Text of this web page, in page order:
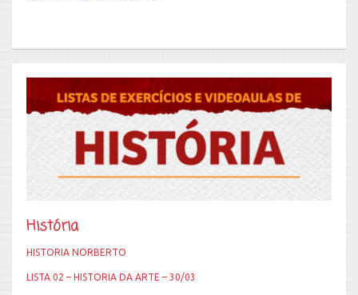
História
HISTORIA NORBERTO
LISTA 02 – HISTORIA DA ARTE – 30/03